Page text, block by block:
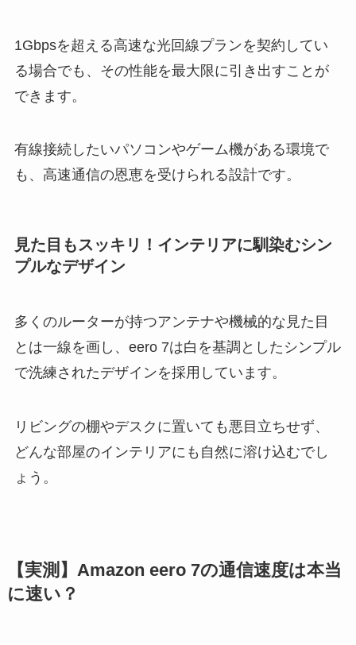
1Gbpsを超える高速な光回線プランを契約してい
る場合でも、その性能を最大限に引き出すことが
できます。
有線接続したいパソコンやゲーム機がある環境で
も、高速通信の恩恵を受けられる設計です。
見た目もスッキリ！インテリアに馴染むシン
プルなデザイン
多くのルーターが持つアンテナや機械的な見た目
とは一線を画し、eero 7は白を基調としたシンプル
で洗練されたデザインを採用しています。
リビングの棚やデスクに置いても悪目立ちせず、
どんな部屋のインテリアにも自然に溶け込むでし
ょう。
【実測】Amazon eero 7の通信速度は本当
に速い？